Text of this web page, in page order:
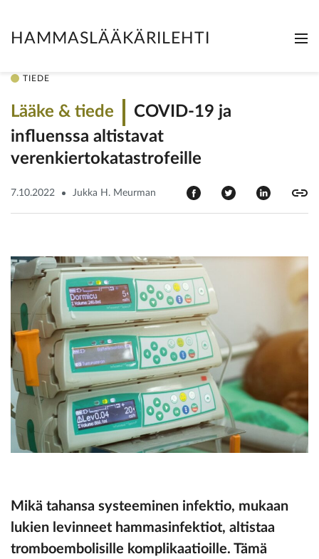
HAMMASLÄÄKÄRILEHTI
TIEDE
Lääke & tiede
COVID-19 ja
influenssa altistavat
verenkiertokatastrofeille
7.10.2022 Jukka H. Meurman
Mikä tahansa systeeminen infektio, mukaan
lukien levinneet hammasinfektiot, altistaa
tromboembolisille komplikaatioille. Tämä